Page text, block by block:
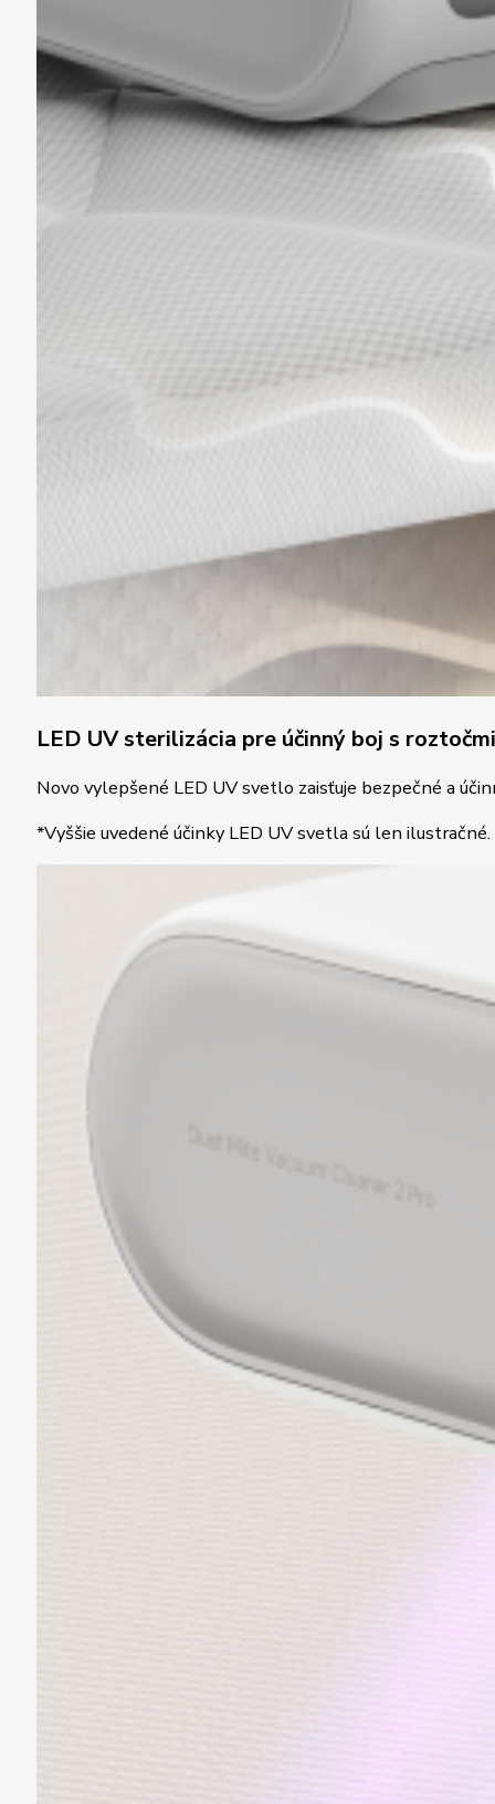
LED UV sterilizácia pre účinný boj s roztočmi
Novo vylepšené LED UV svetlo zaisťuje bezpečné a
*Vyššie uvedené účinky LED UV svetla sú len ilustračné.